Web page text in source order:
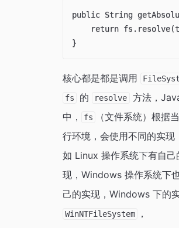
public String
return
核心都是都是调用
fs 的 resolve
方法，
中，
fs
（文件系统）根据
行环境，会使用不同的实现
如 Linux 操作系统下有自己
现，Windows 操作系统下
己的实现，Windows 下的
WinNTFileSystem ，